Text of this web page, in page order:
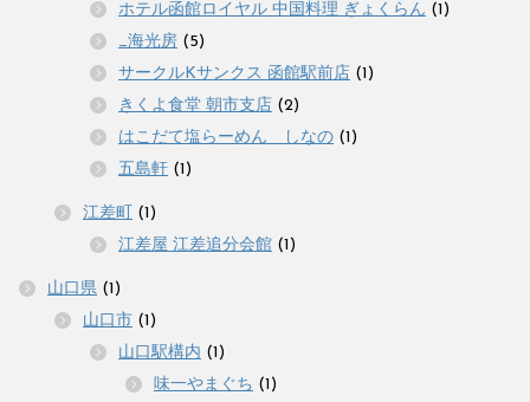
ホテル函館ロイヤル 中国料理 ぎょくらん (1)
_海光房 (5)
サークルKサンクス 函館駅前店 (1)
きくよ食堂 朝市支店 (2)
はこだて塩らーめん しなの (1)
五島軒 (1)
江差町 (1)
江差屋 江差追分会館 (1)
山口県 (1)
山口市 (1)
山口駅構内 (1)
味一やまぐち (1)